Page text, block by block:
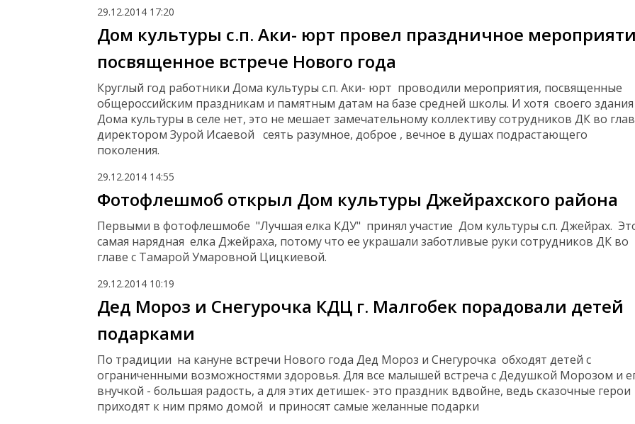
29.12.2014 17:20
Дом культуры с.п. Аки- юрт провел праздничное
посвященное встрече Нового года
Круглый год работники Дома культуры с.п. Аки- юрт проводили мероприятия, посвященные
общероссийским праздникам и памятным датам на базе средней школы. И хотя своего
Дома культуры в селе нет, это не мешает замечательному коллективу сотрудников ДК во
директором Зурой Исаевой сеять разумное, доброе , вечное в душах подрастающего
поколения.
29.12.2014 14:55
Фотофлешмоб открыл Дом культуры Джейрахского района
Первыми в фотофлешмобе "Лучшая елка КДУ" принял участие Дом культуры с.п. Джейрах.
самая нарядная елка Джейраха, потому что ее украшали заботливые руки сотрудников ДК во
главе с Тамарой Умаровной Цицкиевой.
29.12.2014 10:19
Дед Мороз и Снегурочка КДЦ г. Малгобек порадовали детей
подарками
По традиции на кануне встречи Нового года Дед Мороз и Снегурочка обходят детей с
ограниченными возможностями здоровья. Для все малышей встреча с Дедушкой Морозом и
внучкой - большая радость, а для этих детишек- это праздник вдвойне, ведь сказочные герои
приходят к ним прямо домой и приносят самые желанные подарки